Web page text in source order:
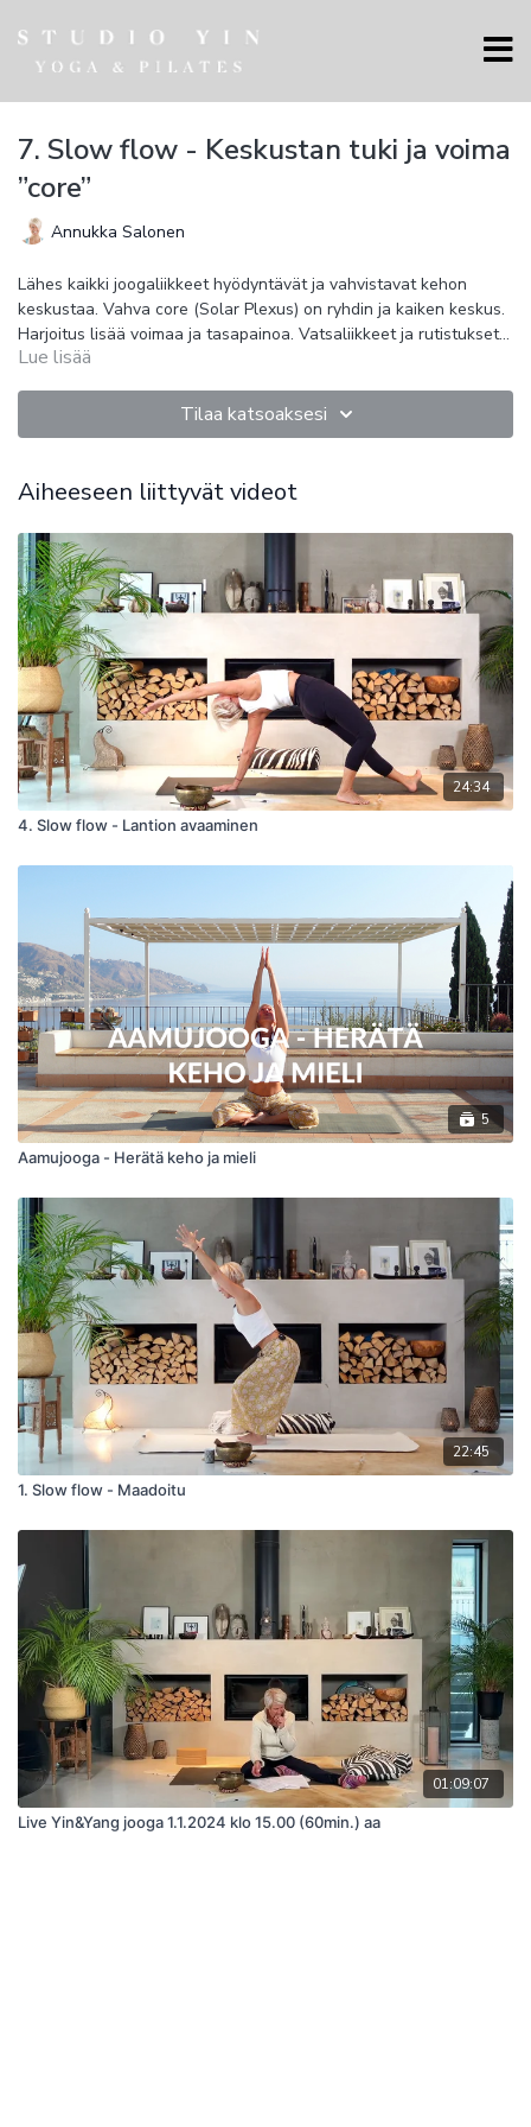
7. Slow flow - Keskustan tuki ja voima
”core”
Annukka Salonen
Lähes kaikki joogaliikkeet hyödyntävät ja vahvistavat kehon
keskustaa. Vahva core (Solar Plexus) on ryhdin ja kaiken keskus.
Harjoitus lisää voimaa ja tasapainoa. Vatsaliikkeet ja rutistukset
voimistavat. Pidot tuovat kestävyyttä ja tukea.
Tärkeimmät asanat harjoituksessa ovat:
Alaspäinkatsova koira
Vene asana = Navasana
Tasapainoliikkeet kuten Soturi 3 ja puuasana
Lue lisää
Tilaa katsoaksesi
Aiheeseen liittyvät videot
24:34
4. Slow flow - Lantion avaaminen
5
Aamujooga - Herätä keho ja mieli
22:45
1. Slow flow - Maadoitu
01:09:07
Live Yin&Yang jooga 1.1.2024 klo 15.00 (60min.) aa